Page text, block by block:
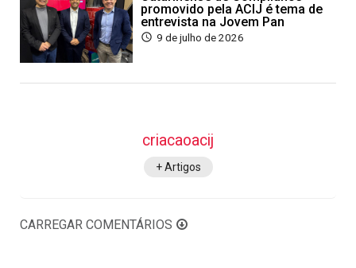
promovido pela ACIJ é tema de
entrevista na Jovem Pan
9 de julho de 2026
criacaoacij
+ Artigos
CARREGAR COMENTÁRIOS